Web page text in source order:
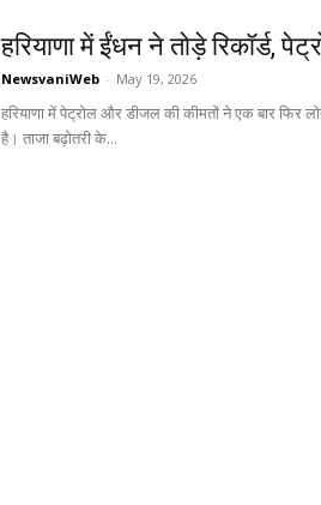
हरियाणा में ईंधन ने तोड़े रिकॉर्ड,
NewsvaniWeb - May 19, 2026
हरियाणा में पेट्रोल और डीजल की कीमतों ने एक बार फिर
है। ताजा बढ़ोतरी के...